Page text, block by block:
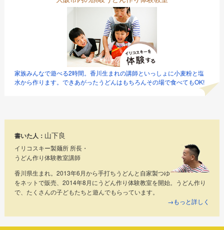
家族みんなで遊べる2時間。香川生まれの講師といっしょに小麦粉と塩
水から作ります。できあがったうどんはもちろんその場で食べてもOK!
書いた人： 山下良
イリコスキー製麺所 所長・
うどん作り体験教室講師
香川県生まれ。2013年6月から手打ちうどんと自家製つゆ
をネットで販売、2014年8月にうどん作り体験教室を開始。うどん作り
で、たくさんの子どもたちと遊んでもらっています。
→もっと詳しく